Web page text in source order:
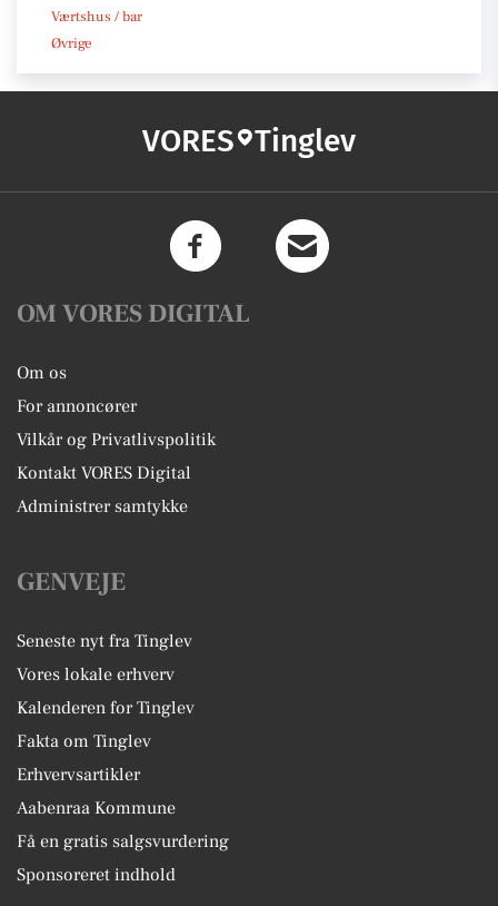
Værtshus / bar
Øvrige
VORES Tinglev
OM VORES DIGITAL
Om os
For annoncører
Vilkår og Privatlivspolitik
Kontakt VORES Digital
Administrer samtykke
GENVEJE
Seneste nyt fra Tinglev
Vores lokale erhverv
Kalenderen for Tinglev
Fakta om Tinglev
Erhvervsartikler
Aabenraa Kommune
Få en gratis salgsvurdering
Sponsoreret indhold